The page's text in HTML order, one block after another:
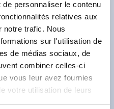
personnaliser le contenu
relatives aux
notre trafic. Nous
sur l'utilisation de
de médias sociaux, de
combiner celles-ci
vous leur avez fournies
votre utilisation de leurs
mm (*bloc de contact à
encombrante
génération :
garde intégrée,
doigts IP20.